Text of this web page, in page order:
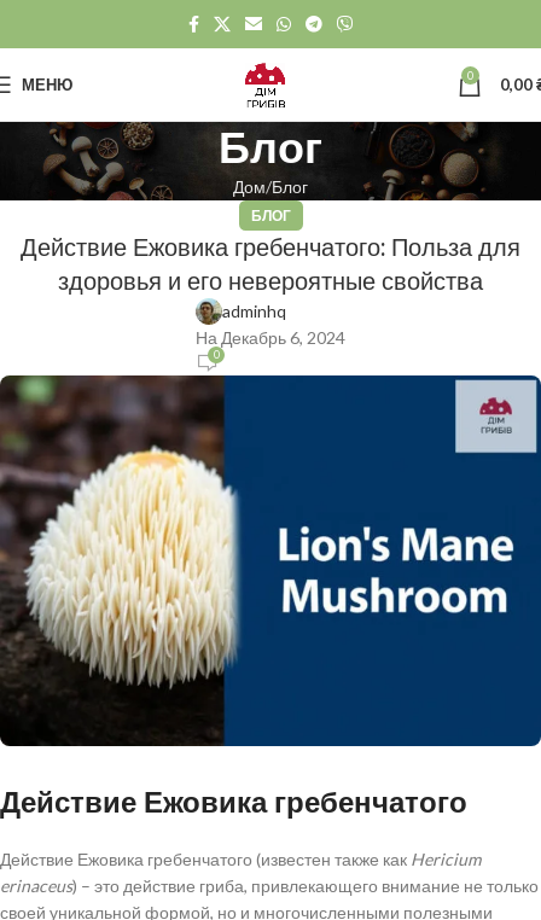
МЕНЮ 0 0,00
Блог
Дом Блог
БЛОГ
Действие Ежовика гребенчатого: Польза для
здоровья и его невероятные свойства
adminhq
На Декабрь 6, 2024
0
Действие Ежовика гребенчатого
Действие Ежовика гребенчатого (известен также как Hericium
erinaceus) – это действие гриба, привлекающего внимание не только
своей уникальной формой, но и многочисленными полезными